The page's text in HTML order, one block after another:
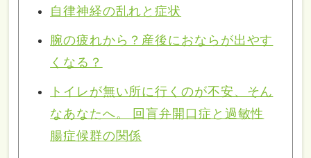
自律神経の乱れと症状
腕の疲れから？産後におならが出やす
くなる？
トイレが無い所に行くのが不安、そん
なあなたへ。 回盲弁開口症と過敏性
腸症候群の関係